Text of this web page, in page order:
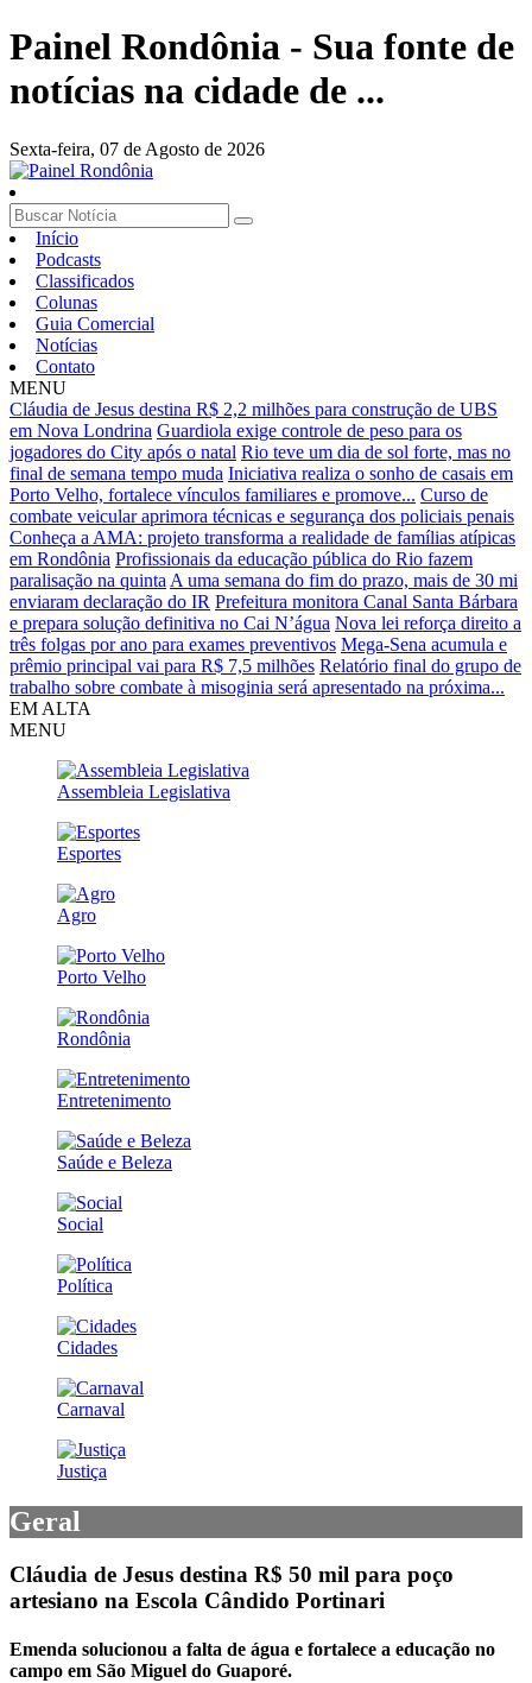
Painel Rondônia - Sua fonte de
notícias na cidade de ...
Sexta-feira, 07 de Agosto de 2026
Início
Podcasts
Classificados
Colunas
Guia Comercial
Notícias
Contato
MENU
Cláudia de Jesus destina R$ 2,2 milhões para construção de UBS
em Nova Londrina Guardiola exige controle de peso para os
jogadores do City após o natal Rio teve um dia de sol forte, mas no
final de semana tempo muda Iniciativa realiza o sonho de casais em
Porto Velho, fortalece vínculos familiares e promove... Curso de
combate veicular aprimora técnicas e segurança dos policiais penais
Conheça a AMA: projeto transforma a realidade de famílias atípicas
em Rondônia Profissionais da educação pública do Rio fazem
paralisação na quinta A uma semana do fim do prazo, mais de 30 mi
enviaram declaração do IR Prefeitura monitora Canal Santa Bárbara
e prepara solução definitiva no Cai N’água Nova lei reforça direito a
três folgas por ano para exames preventivos Mega-Sena acumula e
prêmio principal vai para R$ 7,5 milhões Relatório final do grupo de
trabalho sobre combate à misoginia será apresentado na próxima...
EM ALTA
MENU
Assembleia Legislativa
Esportes
Agro
Porto Velho
Rondônia
Entretenimento
Saúde e Beleza
Social
Política
Cidades
Carnaval
Justiça
Geral
Cláudia de Jesus destina R$ 50 mil para poço
artesiano na Escola Cândido Portinari
Emenda solucionou a falta de água e fortalece a educação no
campo em São Miguel do Guaporé.